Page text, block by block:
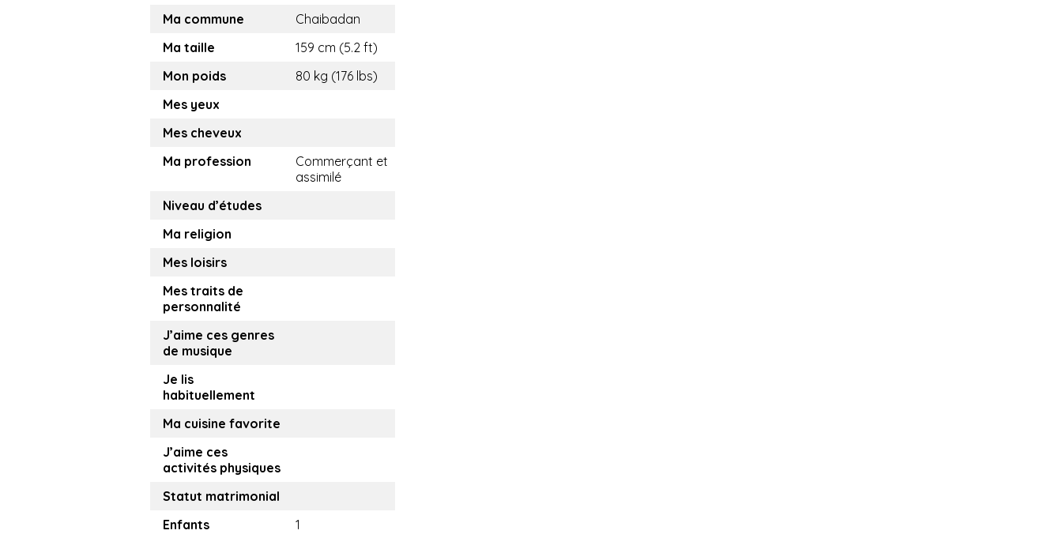
Ma commune
Chaibadan
Ma taille
159 cm (5.2 ft)
Mon poids
80 kg (176 lbs)
Mes yeux
Mes cheveux
Ma profession
Commerçant et
assimilé
Niveau d’études
Ma religion
Mes loisirs
Mes traits de
personnalité
J’aime ces genres
de musique
Je lis
habituellement
Ma cuisine favorite
J’aime ces
activités physiques
Statut matrimonial
Enfants
1